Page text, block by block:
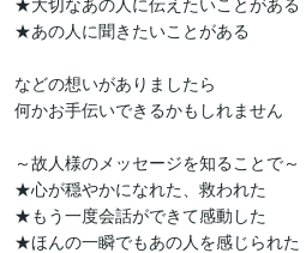
★あの人に聞きたいことがある
などの想いがありましたら
何かお手伝いできるかもしれません
～故人様のメッセージを知ることで～
★心が穏やかになれた、救われた
★もう一度会話ができて感動した
★ほんの一瞬でもあの人を感じられた